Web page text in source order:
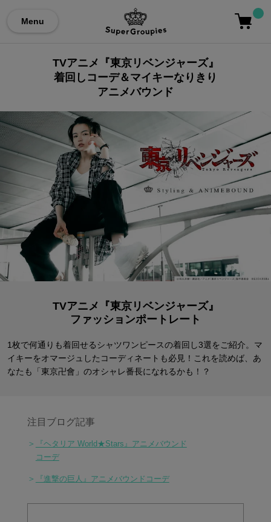
Menu
TVアニメ『東京リベンジャーズ』
着回しコーデ＆マイキーなりきり
アニメバウンド
TVアニメ『東京リベンジャーズ』
ファッションポートレート
1枚で何通りも着回せるシャツワンピースの着回し3選をご紹介。 マ
イキーをオマージュしたコーディネートも必見！ これを読めば、あ
なたも「東京卍會」のオシャレ番長になれるかも！？
注目ブログ記事
＞
『ヘタリア World★Stars』アニメバウンド
コーデ
＞ 『進撃の巨人』アニメバウンドコーデ